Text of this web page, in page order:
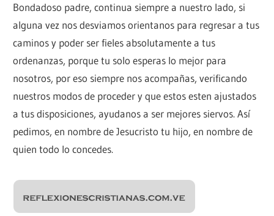
Bondadoso padre, continua siempre a nuestro lado, si
alguna vez nos desviamos orientanos para regresar a tus
caminos y poder ser fieles absolutamente a tus
ordenanzas, porque tu solo esperas lo mejor para
nosotros, por eso siempre nos acompañas, verificando
nuestros modos de proceder y que estos esten ajustados
a tus disposiciones, ayudanos a ser mejores siervos. Así
pedimos, en nombre de Jesucristo tu hijo, en nombre de
quien todo lo concedes.